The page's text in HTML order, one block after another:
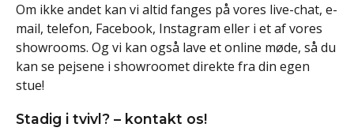
Om ikke andet kan vi altid fanges på vores live-chat, e-
mail, telefon, Facebook, Instagram eller i et af vores
showrooms. Og vi kan også lave et online møde, så du
kan se pejsene i showroomet direkte fra din egen
stue!
Stadig i tvivl? – kontakt os!